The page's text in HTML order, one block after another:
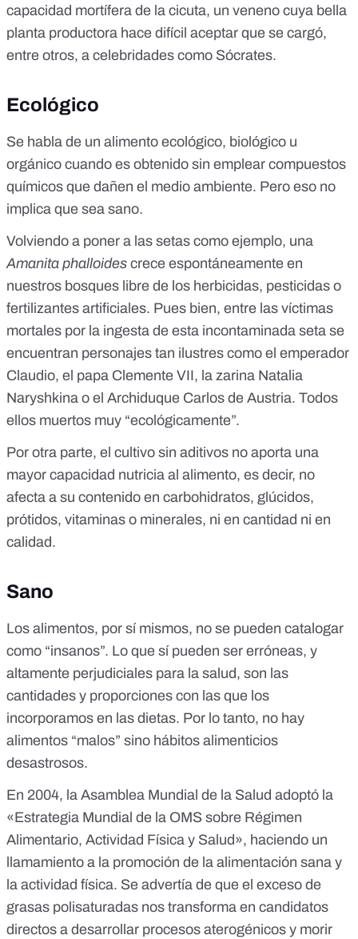
capacidad mortífera de la cicuta, un veneno cuya bella
planta productora hace difícil aceptar que se cargó,
entre otros, a celebridades como Sócrates.
Ecológico
Se habla de un alimento ecológico, biológico u
orgánico cuando es obtenido sin emplear compuestos
químicos que dañen el medio ambiente. Pero eso no
implica que sea sano.
Volviendo a poner a las setas como ejemplo, una
Amanita phalloides crece espontáneamente en
nuestros bosques libre de los herbicidas, pesticidas o
fertilizantes artificiales. Pues bien, entre las víctimas
mortales por la ingesta de esta incontaminada seta se
encuentran personajes tan ilustres como el emperador
Claudio, el papa Clemente VII, la zarina Natalia
Naryshkina o el Archiduque Carlos de Austria. Todos
ellos muertos muy “ecológicamente”.
Por otra parte, el cultivo sin aditivos no aporta una
mayor capacidad nutricia al alimento, es decir, no
afecta a su contenido en carbohidratos, glúcidos,
prótidos, vitaminas o minerales, ni en cantidad ni en
calidad.
Sano
Los alimentos, por sí mismos, no se pueden catalogar
como “insanos”. Lo que sí pueden ser erróneas, y
altamente perjudiciales para la salud, son las
cantidades y proporciones con las que los
incorporamos en las dietas. Por lo tanto, no hay
alimentos “malos” sino hábitos alimenticios
desastrosos.
En 2004, la Asamblea Mundial de la Salud adoptó la
«Estrategia Mundial de la OMS sobre Régimen
Alimentario, Actividad Física y Salud», haciendo un
llamamiento a la promoción de la alimentación sana y
la actividad física. Se advertía de que el exceso de
grasas polisaturadas nos transforma en candidatos
directos a desarrollar procesos aterogénicos y morir